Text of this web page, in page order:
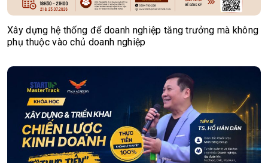
Xây dựng hệ thống để doanh nghiệp tăng trưởng mà không
phụ thuộc vào chủ doanh nghiệp